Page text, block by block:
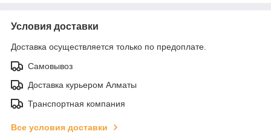
Условия доставки
Доставка осуществляется только по предоплате.
Самовывоз
Доставка курьером Алматы
Транспортная компания
Все условия доставки